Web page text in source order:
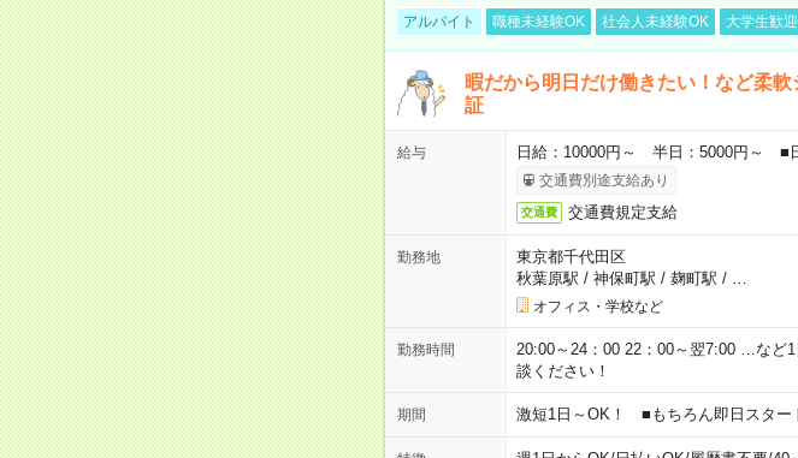
アルバイト 職種未経験OK 社会人未経験OK 大学生歓迎
暇だから明日だけ働きたい！など柔
証
給与 日給：10000円～ 半日：5000円～ ■
交通費別途支給あり
交通費 交通費規定支給
勤務地
東京都千代田区
秋葉原駅 / 神保町駅 / 麹町駅 /
オフィス・学校など
勤務時間
20:00～24：00 22：00～翌7:00 …など
談ください！
期間 激短1日～OK！ ■もちろん即日スタ